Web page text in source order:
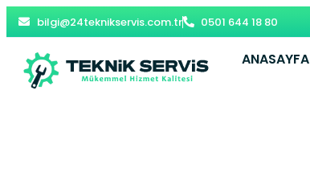
bilgi@24teknikservis.com.tr 0501 644 18 80
ANASAYFA